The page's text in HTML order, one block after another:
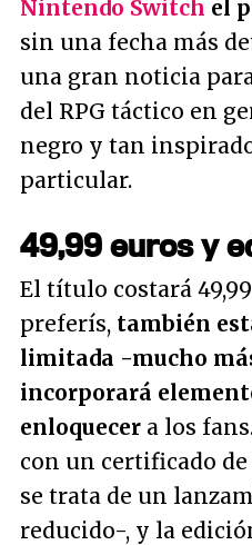
Nintendo Switch el
sin una fecha más
una gran noticia
del RPG táctico en
negro y tan
particular.
49,99 euros y
El título costará
preferís, también
limitada -mucho
incorporará
enloquecer a los
con un certificado
se trata de un
reducido-, y la